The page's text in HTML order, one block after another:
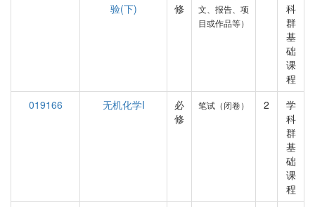
验(下)
修
文、报告、项
目或作品等）
科
群
基
础
课
程
019166
无机化学I
必
修
笔试（闭卷） 2
学
科
群
基
础
课
程